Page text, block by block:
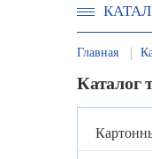
Главная
Каталог